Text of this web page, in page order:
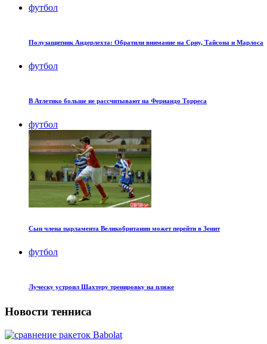
футбол
Полузащитник Андерлехта: Обратили внимание на Срну, Тайсона и Марлоса
футбол
В Атлетико больше не рассчитывают на Фернандо Торреса
футбол
Сын члена парламента Великобритании может перейти в Зенит
футбол
Луческу устроил Шахтеру тренировку на пляже
Новости тенниса